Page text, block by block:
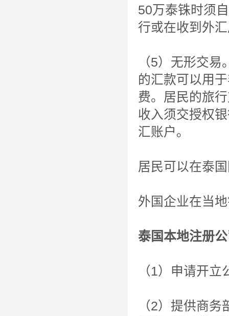
50万泰铢时须
行或在收到外
（5）无形交
的汇款可以用
费。居民的旅
收入须交授权
汇账户。
居民可以在泰
外国企业在当
泰国本地注册
（1）申请开
（2）提供商